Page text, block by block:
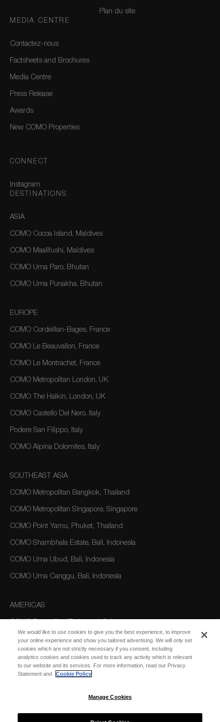
Plan du site
MEDIA CENTRE
Contactez-nous
Factsheets and Brochures
Media Centre
Press Release
Awards
New COMO Properties
CONNECT
Instagram
DESTINATIONS
ASIA
COMO Cocoa Island, Maldives
COMO Maalifushi, Maldives
COMO Uma Paro, Bhutan
COMO Uma Punakha, Bhutan
EUROPE
COMO Cordeillan-Bages, France
COMO Le Beauvallon, France
COMO Le Montrachet, France
COMO Metropolitan London, UK
COMO The Halkin, London, UK
COMO Castello Del Nero, Italy
Podere San Filippo, Italy
COMO Alpina Dolomites, Italy
SOUTHEAST ASIA
COMO Metropolitan Bangkok, Thailand
COMO Metropolitan Singapore, Singapore
COMO Point Yamu, Phuket, Thailand
COMO Shambhala Estate, Bali, Indonesia
COMO Uma Ubud, Bali, Indonesia
COMO Uma Canggu, Bali, Indonesia
AMERICAS
AUSTRALIA/OCEANIA
COMO The Treasury, Perth
We would like to use cookies to give you the best experience, to improve
your online experience and show you tailored advertising. We will only set
cookies which are not strictly necessary if you consent, including
analytics cookies and cookies used to track any activity which is relevant
to our website and its services. For more information, read our Privacy
Statement and
Cookie Policy
Manage Cookies